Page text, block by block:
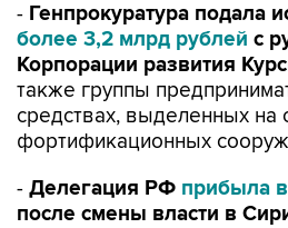
- Генпрокуратура подала
более 3,2 млрд рублей с
Корпорации развития
также группы
средствах, выделенных на
фортификационных
- Делегация РФ прибыла
после смены власти в